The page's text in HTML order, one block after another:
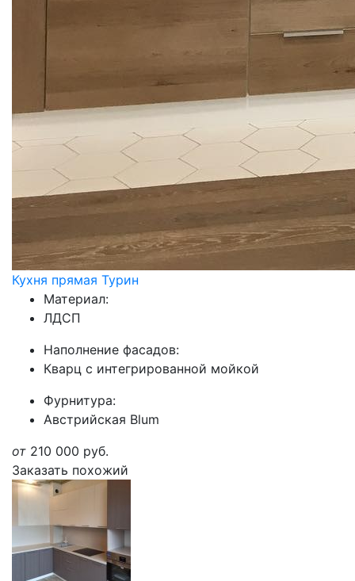
Кухня прямая Турин
Материал:
ЛДСП
Наполнение фасадов:
Кварц с интегрированной мойкой
Фурнитура:
Австрийская Blum
от 210 000 руб.
Заказать похожий